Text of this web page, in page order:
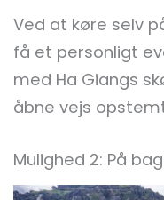
Ved at køre selv
få et personligt
med Ha Giangs
åbne vejs
Mulighed 2: På